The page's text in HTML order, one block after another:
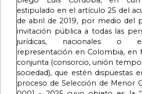
estipulado en el artículo 25 del
de abril de 2019, por medio del
invitación pública a todas las
jurídicas, nacionales o
representación en Colombia, en
conjunta (consorcio, unión
sociedad), que estén dispuestas
proceso de Selección de Menor